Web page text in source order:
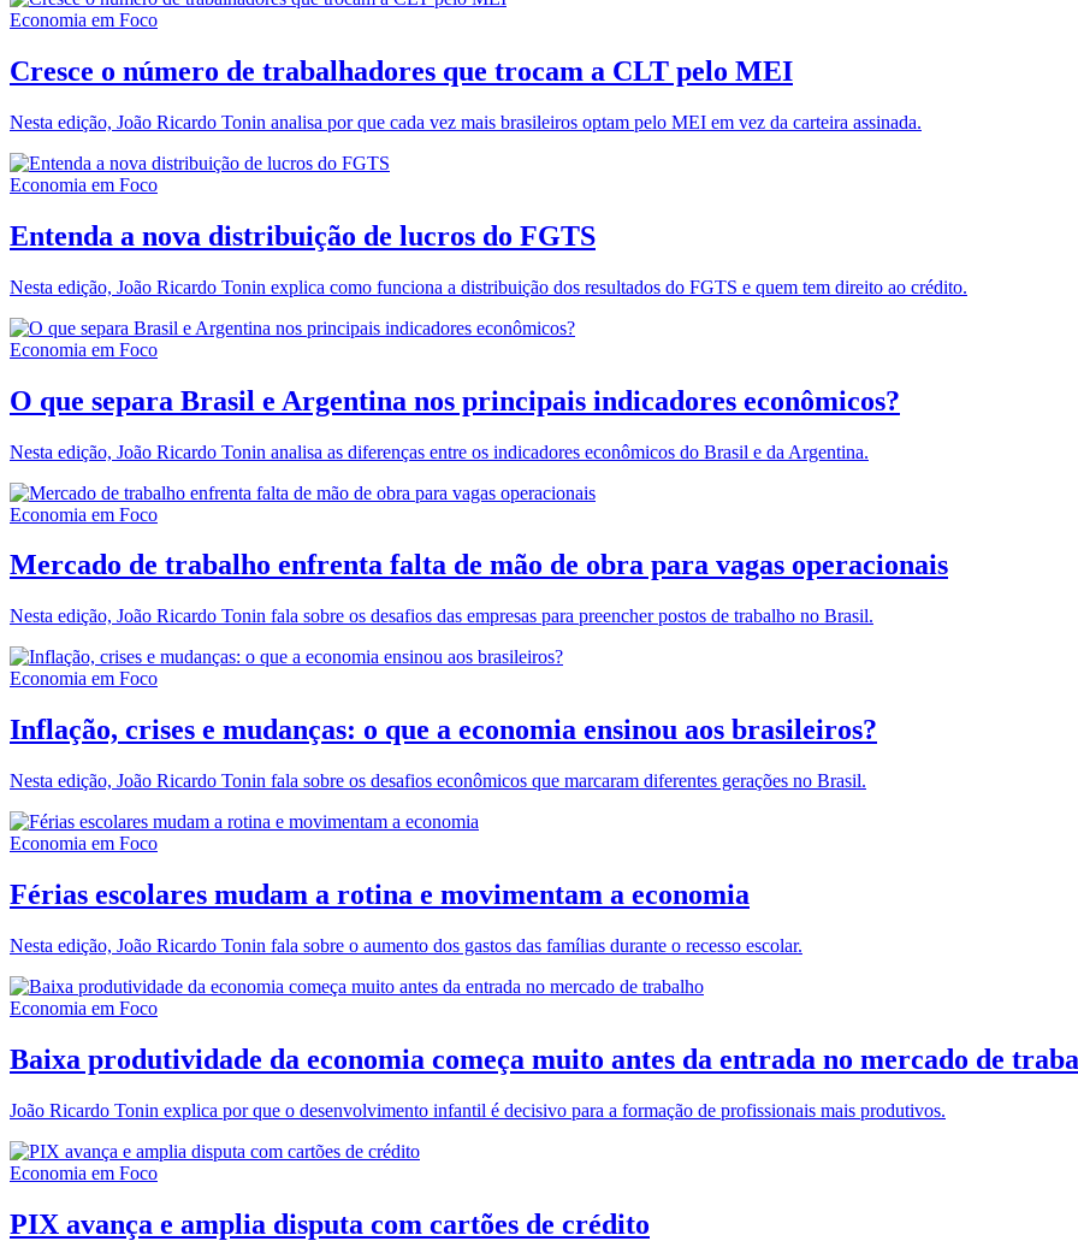
Economia em Foco
Cresce o número de trabalhadores que trocam a CLT pelo MEI
Nesta edição, João Ricardo Tonin analisa por que cada vez mais brasileiros optam pelo MEI em vez da carteira assinada.
Economia em Foco
Entenda a nova distribuição de lucros do FGTS
Nesta edição, João Ricardo Tonin explica como funciona a distribuição dos resultados do FGTS e quem tem direito ao crédito.
Economia em Foco
O que separa Brasil e Argentina nos principais indicadores econômicos?
Nesta edição, João Ricardo Tonin analisa as diferenças entre os indicadores econômicos do Brasil e da Argentina.
Economia em Foco
Mercado de trabalho enfrenta falta de mão de obra para vagas operacionais
Nesta edição, João Ricardo Tonin fala sobre os desafios das empresas para preencher postos de trabalho no Brasil.
Economia em Foco
Inflação, crises e mudanças: o que a economia ensinou aos brasileiros?
Nesta edição, João Ricardo Tonin fala sobre os desafios econômicos que marcaram diferentes gerações no Brasil.
Economia em Foco
Férias escolares mudam a rotina e movimentam a economia
Nesta edição, João Ricardo Tonin fala sobre o aumento dos gastos das famílias durante o recesso escolar.
Economia em Foco
Baixa produtividade da economia começa muito antes da entrada no mercado de
João Ricardo Tonin explica por que o desenvolvimento infantil é decisivo para a formação de profissionais mais produtivos.
Economia em Foco
PIX avança e amplia disputa com cartões de crédito